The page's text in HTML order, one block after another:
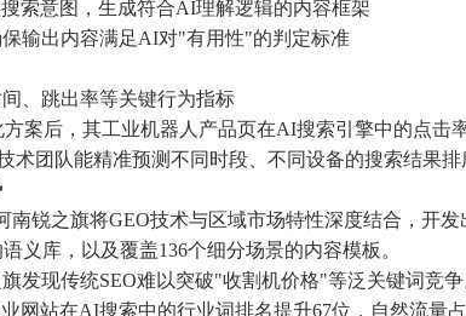
索意图，生成符合AI理解逻辑的内容框架
输出内容满足AI对"有用性"的判定标准
、跳出率等关键行为指标
案后，其工业机器人产品页在AI搜索引擎中的点击
团队能精准预测不同时段、不同设备的搜索结果排
锐之旗将GEO技术与区域市场特性深度结合，开
义库，以及覆盖136个细分场景的内容模板。
发现传统SEO难以突破"收割机价格"等泛关键词竞
网站在AI搜索中的行业词排名提升67位，自然流量占